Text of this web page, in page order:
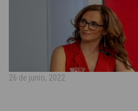
26 de junio, 2022